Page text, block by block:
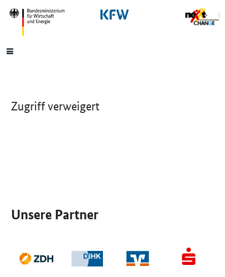
SrOnlyNavigation
Hauptmenü
Zugriff verweigert
Unsere Partner